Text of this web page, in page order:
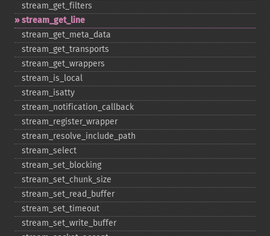
stream_​get_​filters
stream_​get_​line
stream_​get_​meta_​data
stream_​get_​transports
stream_​get_​wrappers
stream_​is_​local
stream_​isatty
stream_​notification_​callback
stream_​register_​wrapper
stream_​resolve_​include_​path
stream_​select
stream_​set_​blocking
stream_​set_​chunk_​size
stream_​set_​read_​buffer
stream_​set_​timeout
stream_​set_​write_​buffer